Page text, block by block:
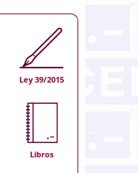
Ley 39/2015
Libros